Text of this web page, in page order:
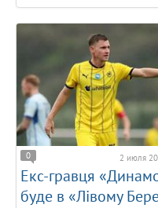
0 2 июля
Екс-гравця
буде в «Лівому